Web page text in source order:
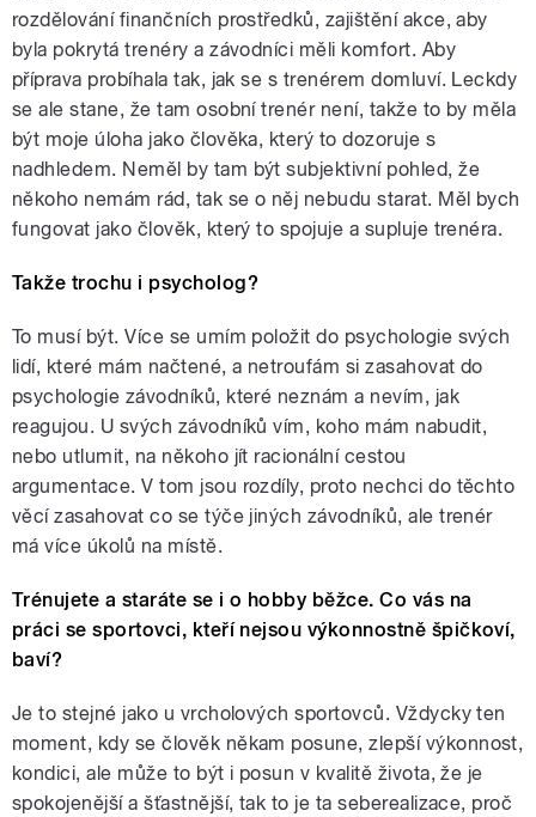
rozdělování finančních prostředků, zajištění akce, aby
byla pokrytá trenéry a závodníci měli komfort. Aby
příprava probíhala tak, jak se s trenérem domluví. Leckdy
se ale stane, že tam osobní trenér není, takže to by měla
být moje úloha jako člověka, který to dozoruje s
nadhledem. Neměl by tam být subjektivní pohled, že
někoho nemám rád, tak se o něj nebudu starat. Měl bych
fungovat jako člověk, který to spojuje a supluje trenéra.
Takže trochu i psycholog?
To musí být. Více se umím položit do psychologie svých
lidí, které mám načtené, a netroufám si zasahovat do
psychologie závodníků, které neznám a nevím, jak
reagujou. U svých závodníků vím, koho mám nabudit,
nebo utlumit, na někoho jít racionální cestou
argumentace. V tom jsou rozdíly, proto nechci do těchto
věcí zasahovat co se týče jiných závodníků, ale trenér
má více úkolů na místě.
Trénujete a staráte se i o hobby běžce. Co vás na
práci se sportovci, kteří nejsou výkonnostně špičkoví,
baví?
Je to stejné jako u vrcholových sportovců. Vždycky ten
moment, kdy se člověk někam posune, zlepší výkonnost,
kondici, ale může to být i posun v kvalitě života, že je
spokojenější a šťastnější, tak to je ta seberealizace, proč